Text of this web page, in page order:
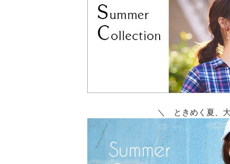
＼ ときめく夏、